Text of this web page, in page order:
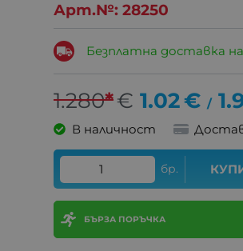
Арт.№: 28250
Безплатна доставка
1.280*€ 1.02€ /
В наличност
бр.
БЪРЗА ПОРЪЧКА